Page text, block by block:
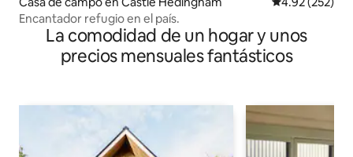
Encantador refugio en el país.
La comodidad de un hogar y unos
precios mensuales fantásticos